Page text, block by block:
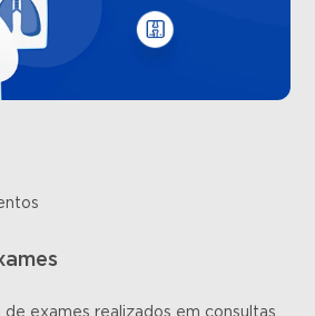
exames realizados em consultas,